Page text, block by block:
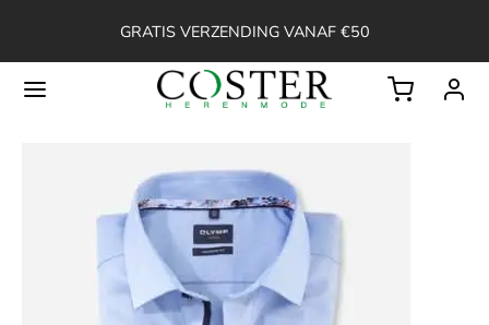
GRATIS VERZENDING VANAF €50